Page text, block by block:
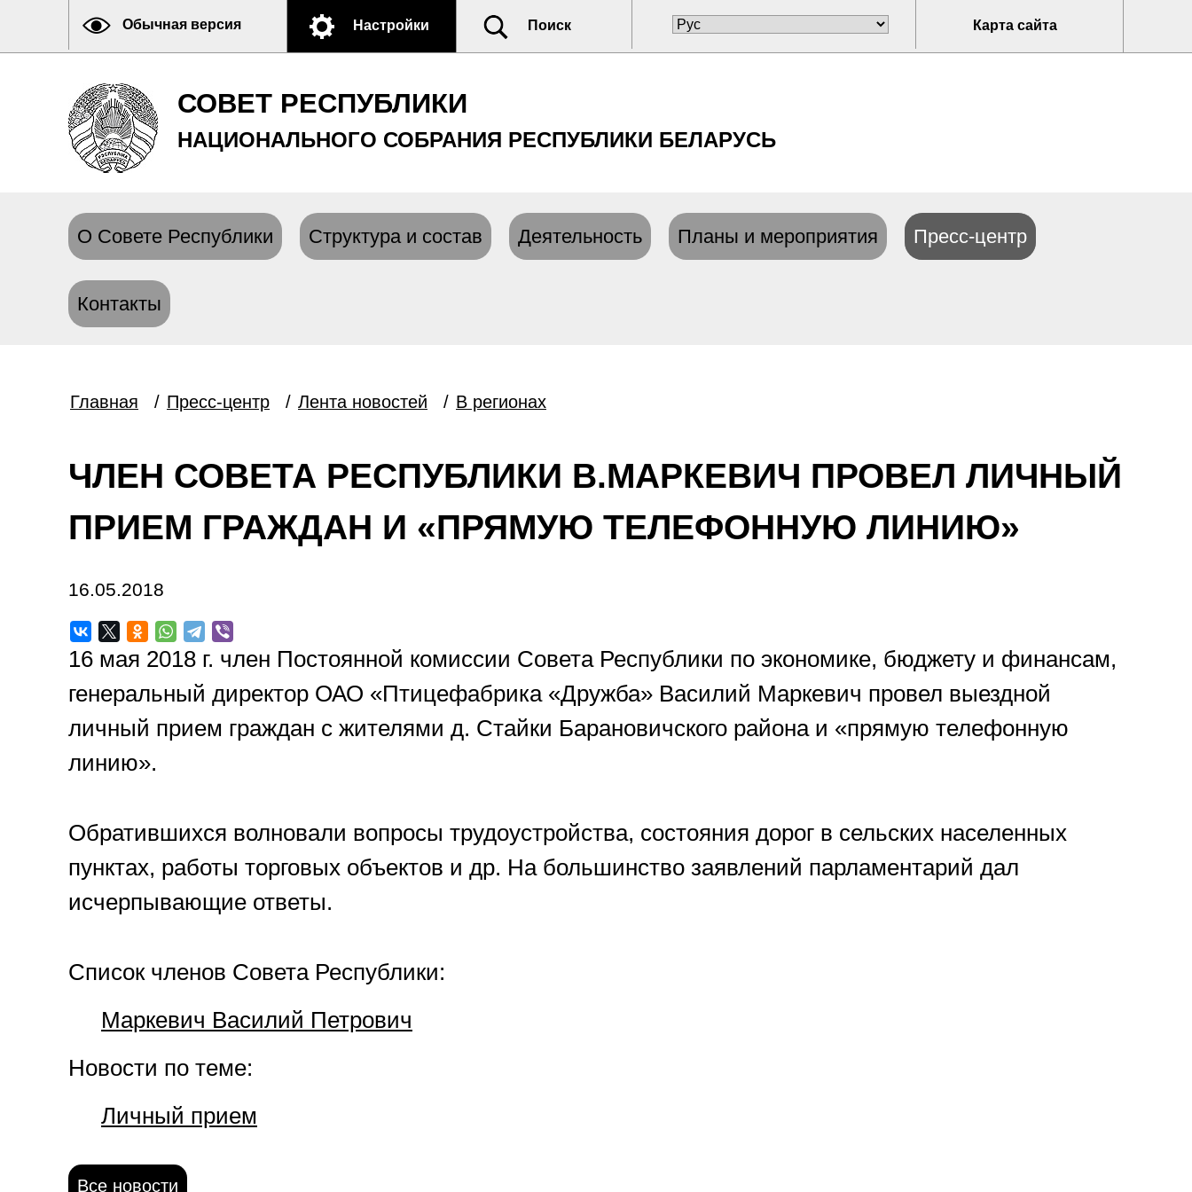
Обычная версия Настройки Поиск Карта сайта
СОВЕТ РЕСПУБЛИКИ
НАЦИОНАЛЬНОГО СОБРАНИЯ РЕСПУБЛИКИ БЕЛАРУСЬ
О Совете Республики Структура и состав Деятельность Планы и мероприятия Пресс-центр
Контакты
Главная / Пресс-центр / Лента новостей / В регионах
ЧЛЕН СОВЕТА РЕСПУБЛИКИ В.МАРКЕВИЧ ПРОВЕЛ ЛИЧНЫЙ
ПРИЕМ ГРАЖДАН И «ПРЯМУЮ ТЕЛЕФОННУЮ ЛИНИЮ»
16.05.2018
16 мая 2018 г. член Постоянной комиссии Совета Республики по экономике, бюджету и финансам,
генеральный директор ОАО «Птицефабрика «Дружба» Василий Маркевич провел выездной
личный прием граждан с жителями д. Стайки Барановичского района и «прямую телефонную
линию».
Обратившихся волновали вопросы трудоустройства, состояния дорог в сельских населенных
пунктах, работы торговых объектов и др. На большинство заявлений парламентарий дал
исчерпывающие ответы.
Список членов Совета Республики:
Маркевич Василий Петрович
Новости по теме:
Личный прием
Все новости